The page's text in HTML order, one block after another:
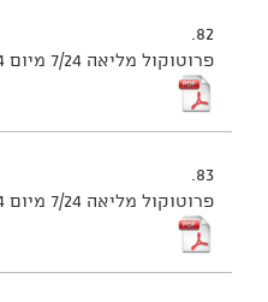
82.
פרוטוקול מליאה 7/24 מיום 21.5.24 - נגיש
83.
פרוטוקול מליאה 7/24 מיום 24.5.24